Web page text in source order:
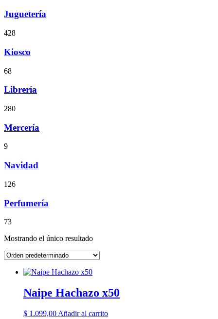
Juguetería
428
Kiosco
68
Librería
280
Mercería
9
Navidad
126
Perfumería
73
Mostrando el único resultado
Naipe Hachazo x50
$ 1.099,00 Añadir al carrito